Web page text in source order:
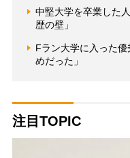
中堅大学を卒業した
歴の壁」
Fラン大学に入った
めだった」
注目TOPIC